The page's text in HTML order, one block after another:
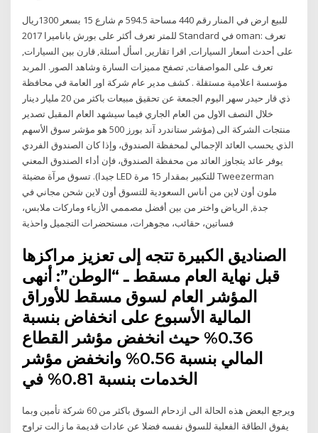
للبيع ارض في المنار رقم 440 مساحة 594.5 م شارع 15 بسعر 1300ريال
للمتر تعرف أكثر على بورش باناميرا 2017 Standard في oman: تعرف
على أحدث أسعار السيارات, اقرا تقارير, اسأل أسئلة, قارن بين السيارات,
تعرف على المواصفات, تصفح مميزات السارة وشاهد الصور. المربد
مؤسسة اعلامية مستقلة . كشف مدير عام شركة اور العامة في محافظة
ذي قار حيدر سهر اليوم الجمعة عن تحقيق مبيعات باكثر من 20 مليار دينار
خلال النصف الاول من العام الجاري فيما سيشهد العام المقبل تصدير
منتجات الشركة الى (مؤشر ستاندرد آند بورز 500 هو مؤشر سوق الأسهم
الذي يحسب العائد الإجمالي لمحفظة الصندوق، وإذا كان الصندوق الفردي
يوفر عائد يتجاوز العائد من محفظة الصندوق، فإن أداء الصندوق المعني
جيدا). تسوق مرآة مضيئة LED للتكبير بمقدار 15 مرة Tweezerman
ملون أون لاين من أناس السعودية للتسوق أون لاين شحن مجاني في
جدة, الرياض واختر من بين أفضل مصممي الأزياء وماركات ملابس،
فساتين، حقائب، مجوهرات، مستحضرات التجميل واحذية
الصناديق الكبيرة تتجه إلى تعزيز مراكزها
قبل نهاية العام مسقط ـ “الوطن”: أنهى
المؤشر العام لسوق مسقط للأوراق
المالية الأسبوع على انخفاض بنسبة
0.36% حيث انخفض مؤشر القطاع
المالي بنسبة 0.56% وانخفض مؤشر
الخدمات بنسبة 0.81% في
ويرجع البعض هذه الحالة الى ازدحام السوق باكثر من 60 شركة تأمين وبما
يفوق الطاقة الفعلية للسوق نفسه فضلا عن عادات قديمة ما زالت تراوح